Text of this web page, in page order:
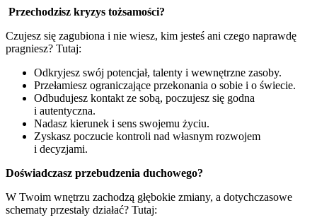
Przechodzisz kryzys tożsamości?
Czujesz się zagubiona i nie wiesz, kim jesteś ani czego naprawdę
pragniesz? Tutaj:
Odkryjesz swój potencjał, talenty i wewnętrzne zasoby.
Przełamiesz ograniczające przekonania o sobie i o świecie.
Odbudujesz kontakt ze sobą, poczujesz się godna
i autentyczna.
Nadasz kierunek i sens swojemu życiu.
Zyskasz poczucie kontroli nad własnym rozwojem
i decyzjami.
Doświadczasz przebudzenia duchowego?
W Twoim wnętrzu zachodzą głębokie zmiany, a dotychczasowe
schematy przestały działać? Tutaj: